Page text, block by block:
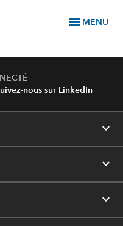
menu MENU
nous sur LinkedIn
expand_more
expand_more
expand_more